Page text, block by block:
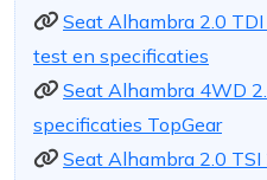
Seat Alhambra 2.0
test en specificaties
Seat Alhambra 4WD
specificaties TopGear
Seat Alhambra 2.0